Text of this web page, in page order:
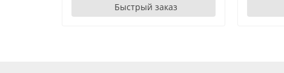
Быстрый заказ